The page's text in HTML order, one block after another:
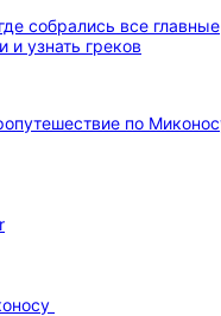
собрались все главные
и узнать греков